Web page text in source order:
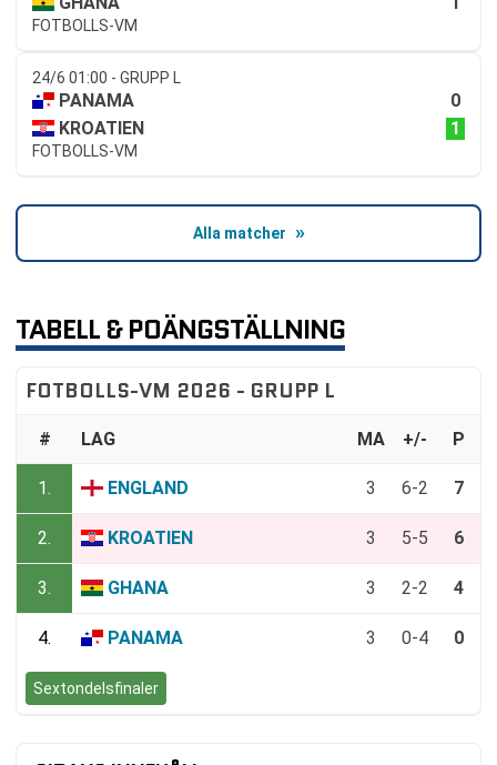
FOTBOLLS-VM
24/6 01:00 - GRUPP L
PANAMA
0
KROATIEN
1
FOTBOLLS-VM
Alla matcher
TABELL & POÄNGSTÄLLNING
FOTBOLLS-VM 2026 - GRUPP L
# LAG MA +/- P
1. ENGLAND 3 6-2 7
2. KROATIEN 3 5-5 6
3. GHANA 3 2-2 4
4. PANAMA 3 0-4 0
Sextondelsfinaler